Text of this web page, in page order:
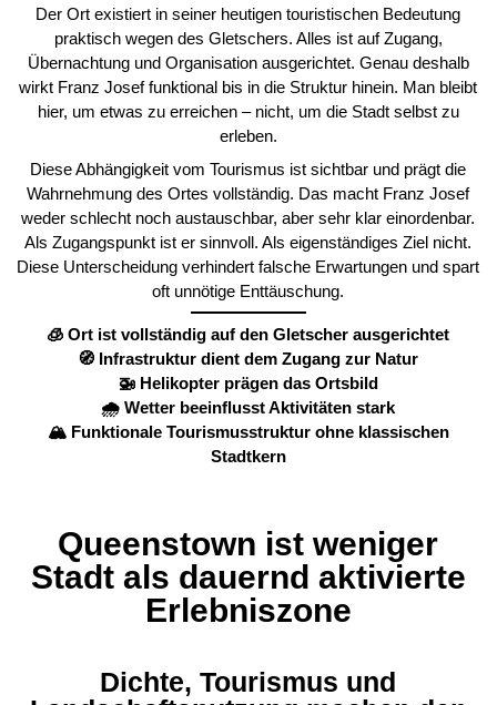
Der Ort existiert in seiner heutigen touristischen Bedeutung
praktisch wegen des Gletschers. Alles ist auf Zugang,
Übernachtung und Organisation ausgerichtet. Genau deshalb
wirkt Franz Josef funktional bis in die Struktur hinein. Man bleibt
hier, um etwas zu erreichen – nicht, um die Stadt selbst zu
erleben.
Diese Abhängigkeit vom Tourismus ist sichtbar und prägt die
Wahrnehmung des Ortes vollständig. Das macht Franz Josef
weder schlecht noch austauschbar, aber sehr klar einordenbar.
Als Zugangspunkt ist er sinnvoll. Als eigenständiges Ziel nicht.
Diese Unterscheidung verhindert falsche Erwartungen und spart
oft unnötige Enttäuschung.
🧊 Ort ist vollständig auf den Gletscher ausgerichtet
🧭 Infrastruktur dient dem Zugang zur Natur
🚁 Helikopter prägen das Ortsbild
🌧️ Wetter beeinflusst Aktivitäten stark
🏔️ Funktionale Tourismusstruktur ohne klassischen
Stadtkern
Queenstown ist weniger
Stadt als dauernd aktivierte
Erlebniszone
Dichte, Tourismus und